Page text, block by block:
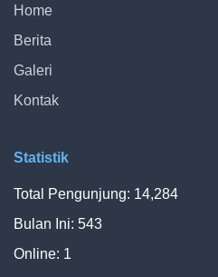
Home
Berita
Galeri
Kontak
Statistik
Total Pengunjung: 14,284
Bulan Ini: 543
Online: 1